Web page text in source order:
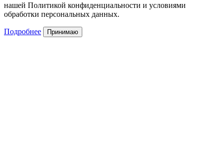
нашей Политикой конфиденциальности и условиями
обработки персональных данных.
Подробнее Принимаю